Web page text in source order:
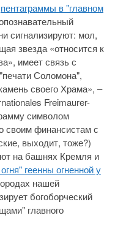
пентаграммы в "главном
сигнализируют: мол,
звезда «относится к
имеет связь с
Соломона",
своего Храма», –
Freimaurer-
символом
своим финансистам с
выходит, тоже?)
на башнях Кремля и
геенны огненной у
нашей
богоборческий
главного